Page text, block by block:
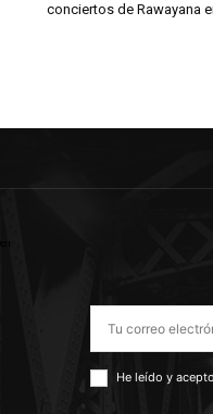
conciertos de Rawayana
He leído y